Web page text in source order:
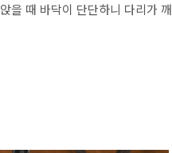
을 때 바닥이 단단하니 다리가 깨